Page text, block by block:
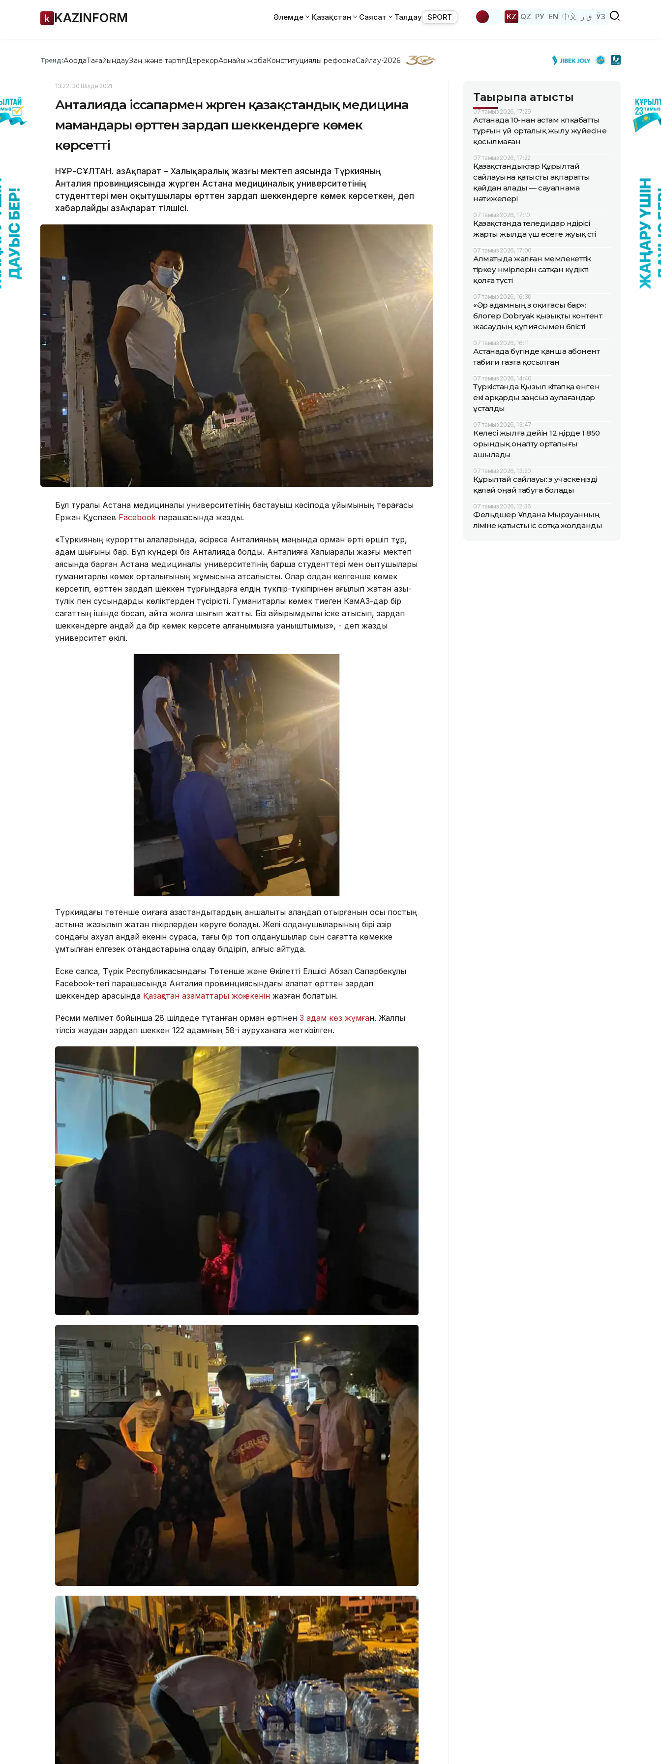
KAZINFORM Әлемде Қазақстан Саясат Талдау SPORT KZ QZ РУ EN 中文 ق ز ЎЗ
Тренд:АқордаТағайындауЗаң және тәртіпДерекқорАрнайы жобаКонституциялық реформаСайлау-2026
13:22, 30 Шілде 2021
Анталияда іссапармен жүрген қазақстандық медицина
мамандары өрттен зардап шеккендерге көмек
көрсетті
НҰР-СҰЛТАН. ҚазАқпарат – Халықаралық жазғы мектеп аясында Түркияның
Анталия провинциясында жүрген Астана медициналық университетінің
студенттері мен оқытушылары өрттен зардап шеккендерге көмек көрсеткен, деп
хабарлайды ҚазАқпарат тілшісі.
Бұл туралы Астана медициналық университетінің бастауыш кәсіподақ ұйымының төрағасы
Ержан Құспаев Facebook парақшасында жазды.
«Түркияның курорттық қалаларында, әсіресе Анталияның маңында орман өрті өршіп тұр,
адам шығыны бар. Бұл күндері біз Анталияда болдық. Анталияға Халықаралық жазғы мектеп
аясында барған Астана медициналық университетінің барша студенттері мен оқытушылары
гуманитарлық көмек орталығының жұмысына атсалысты. Олар қолдан келгенше көмек
көрсетіп, өрттен зардап шеккен тұрғындарға елдің түкпір-түкіпірінен ағылып жатқан азық-
түлік пен сусындарды көліктерден түсірісті. Гуманитарлық көмек тиеген КамАЗ-дар бір
сағаттың ішінде босап, қайта жолға шығып жатты. Біз қайырымдылық іске қатысып, зардап
шеккендерге қандай да бір көмек көрсете алғанымызға қуаныштымыз», - деп жазды
университет өкілі.
Түркиядағы төтенше оқиғаға қазақстандықтардың қаншалықты алаңдап отырғанын осы постың
астына жазылып жатқан пікірлерден көруге болады. Желі қолданушыларының бірі қазір
сондағы ахуал қандай екенін сұраса, тағы бір топ қолданушылар сын сағатта көмекке
ұмтылған елгезек отандастарына қолдау білдіріп, алғыс айтуда.
Еске салсақ, Түрік Республикасындағы Төтенше және Өкілетті Елшісі Абзал Сапарбекұлы
Facebook-тегі парақшасында Анталия провинциясындағы алапат өрттен зардап
шеккендер арасында Қазақстан азаматтары жоқ екенін жазған болатын.
Ресми мәлімет бойынша 28 шілдеде тұтанған орман өртінен 3 адам көз жұмған. Жалпы
тілсіз жаудан зардап шеккен 122 адамның 58-і ауруханаға жеткізілген.
Тақырыпқа қатысты
07 тамыз 2026, 17:29
Астанада 10-нан астам көпқабатты
тұрғын үй орталық жылу жүйесіне
қосылмаған
07 тамыз 2026, 17:22
Қазақстандықтар Құрылтай
сайлауына қатысты ақпаратты
қайдан алады — сауалнама
нәтижелері
07 тамыз 2026, 17:10
Қазақстанда теледидар өндірісі
жарты жылда үш есеге жуық өсті
07 тамыз 2026, 17:00
Алматыда жалған мемлекеттік
тіркеу нөмірлерін сатқан күдікті
қолға түсті
07 тамыз 2026, 16:30
«Әр адамның өз оқиғасы бар»:
блогер Dobryak қызықты контент
жасаудың құпиясымен бөлісті
07 тамыз 2026, 16:11
Астанада бүгінде қанша абонент
табиғи газға қосылған
07 тамыз 2026, 14:40
Түркістанда Қызыл кітапқа енген
екі арқарды заңсыз аулағандар
ұсталды
07 тамыз 2026, 13:47
Келесі жылға дейін 12 өңірде 1 850
орындық оңалту орталығы
ашылады
07 тамыз 2026, 13:20
Құрылтай сайлауы: өз учаскеңізді
қалай оңай табуға болады
07 тамыз 2026, 12:36
Фельдшер Ұлдана Мырзуанның
өліміне қатысты іс сотқа жолданды